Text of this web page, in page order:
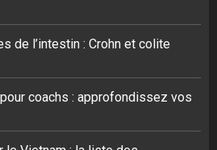
de l’intestin : Crohn et colite
coachs : approfondissez vos